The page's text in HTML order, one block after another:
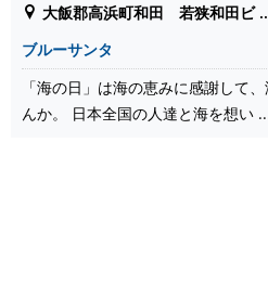
大飯郡高浜町和田 若狭和田ビ
ブルーサンタ
「海の日」は海の恵みに感謝して
んか。 日本全国の人達と海を想い